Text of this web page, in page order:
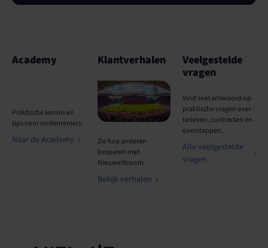
Academy
Praktische kennis en
tips voor ondernemers.
Naar de Academy
Klantverhalen
Zie hoe anderen
besparen met
NieuweStroom.
Bekijk verhalen
Veelgestelde
vragen
Vind snel antwoord op
praktische vragen over
tarieven, contracten en
overstappen.
Alle veelgestelde
vragen